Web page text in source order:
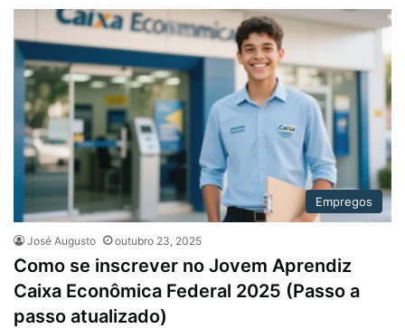
Empregos
José Augusto outubro 23, 2025
Como se inscrever no Jovem Aprendiz
Caixa Econômica Federal 2025 (Passo a
passo atualizado)